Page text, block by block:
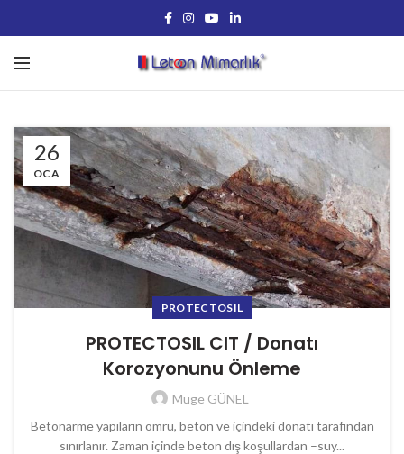
26
OCA
PROTECTOSIL
PROTECTOSIL CIT / Donatı
Korozyonunu Önleme
Muge GÜNEL
Betonarme yapıların ömrü, beton ve içindeki donatı tarafından
sınırlanır. Zaman içinde beton dış koşullardan –suy...